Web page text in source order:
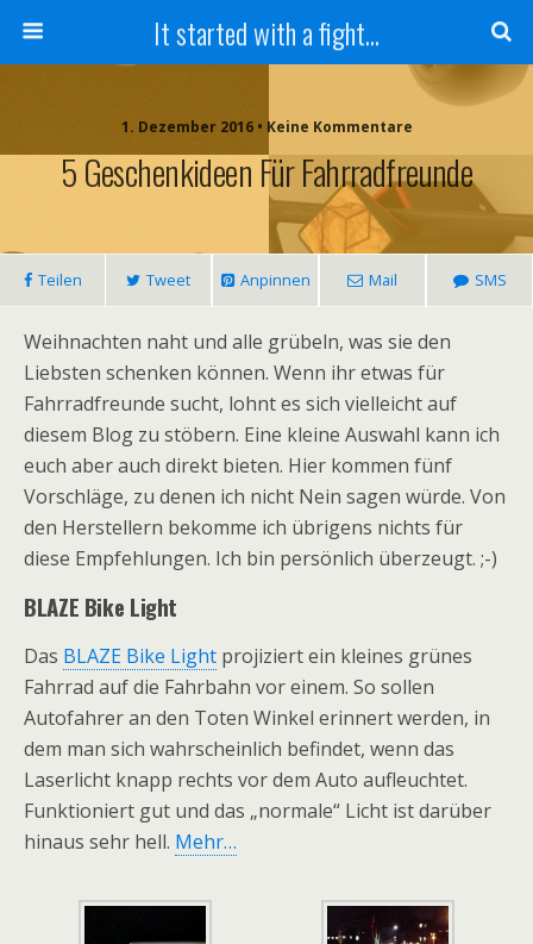
It started with a fight...
1. Dezember 2016 • Keine Kommentare
5 Geschenkideen Für Fahrradfreunde
Teilen Tweet Anpinnen Mail SMS
Weihnachten naht und alle grübeln, was sie den
Liebsten schenken können. Wenn ihr etwas für
Fahrradfreunde sucht, lohnt es sich vielleicht auf
diesem Blog zu stöbern. Eine kleine Auswahl kann ich
euch aber auch direkt bieten. Hier kommen fünf
Vorschläge, zu denen ich nicht Nein sagen würde. Von
den Herstellern bekomme ich übrigens nichts für
diese Empfehlungen. Ich bin persönlich überzeugt. ;-)
BLAZE Bike Light
Das BLAZE Bike Light projiziert ein kleines grünes
Fahrrad auf die Fahrbahn vor einem. So sollen
Autofahrer an den Toten Winkel erinnert werden, in
dem man sich wahrscheinlich befindet, wenn das
Laserlicht knapp rechts vor dem Auto aufleuchtet.
Funktioniert gut und das „normale“ Licht ist darüber
hinaus sehr hell. Mehr…